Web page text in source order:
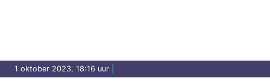
1 oktober 2023, 18:16 uur